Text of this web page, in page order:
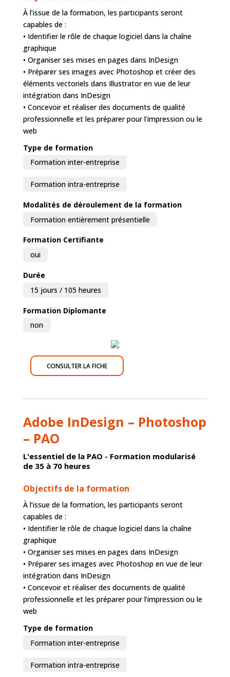
À l’issue de la formation, les participants seront
capables de :
• Identifier le rôle de chaque logiciel dans la chaîne
graphique
• Organiser ses mises en pages dans InDesign
• Préparer ses images avec Photoshop et créer des
éléments vectoriels dans Illustrator en vue de leur
intégration dans InDesign
• Concevoir et réaliser des documents de qualité
professionnelle et les préparer pour l’impression ou le
web
Type de formation
Formation inter-entreprise
Formation intra-entreprise
Modalités de déroulement de la formation
Formation entièrement présentielle
Formation Certifiante
oui
Durée
15 jours / 105 heures
Formation Diplomante
non
CONSULTER LA FICHE
Adobe InDesign – Photoshop
– PAO
L'essentiel de la PAO - Formation modularisé
de 35 à 70 heures
Objectifs de la formation
À l’issue de la formation, les participants seront
capables de :
• Identifier le rôle de chaque logiciel dans la chaîne
graphique
• Organiser ses mises en pages dans InDesign
• Préparer ses images avec Photoshop en vue de leur
intégration dans InDesign
• Concevoir et réaliser des documents de qualité
professionnelle et les préparer pour l’impression ou le
web
Type de formation
Formation inter-entreprise
Formation intra-entreprise